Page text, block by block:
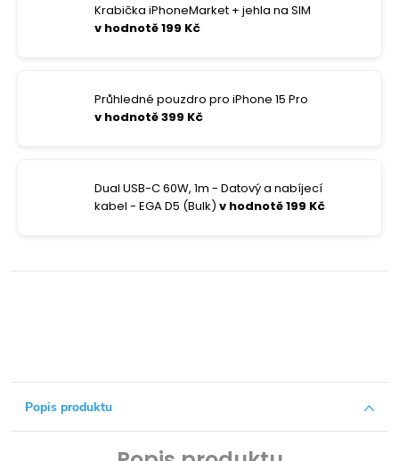
Krabička iPhoneMarket + jehla na SIM
v hodnotě 199 Kč
Průhledné pouzdro pro iPhone 15 Pro
v hodnotě 399 Kč
Dual USB-C 60W, 1m - Datový a nabíjecí
kabel - EGA D5 (Bulk) v hodnotě 199 Kč
Popis produktu